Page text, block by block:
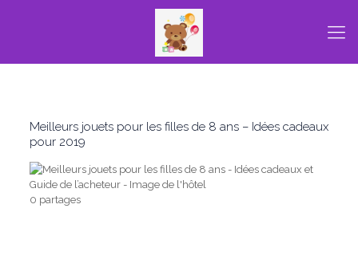
Meilleurs jouets pour les filles de 8 ans – Idées cadeaux
pour 2019
0 partages